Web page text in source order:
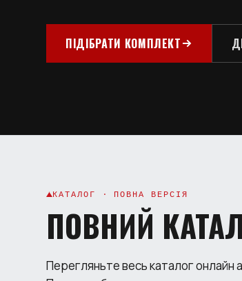
ПІДІБРАТИ КОМПЛЕКТ
КАТАЛОГ · ПОВНА ВЕРСІЯ
ПОВНИЙ
Перегляньте весь каталог